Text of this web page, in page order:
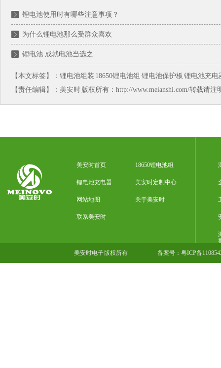
锂电池使用时有哪些注意事项？
为什么锂电池那么受群众喜欢
锂电池 成就电池当选之
【本文标签】： 锂电池组装 18650锂电池组 锂电池保护板 锂电池充电
【责任编辑】： 美安时 版权所有：http://www.meianshi.com/转载请注
美安时首页 18650锂电池组
锂电池充电器 美安时定制中心
网站地图 关于美安时
联系美安时
美安时电子 版权所有
备案号：粤ICP备